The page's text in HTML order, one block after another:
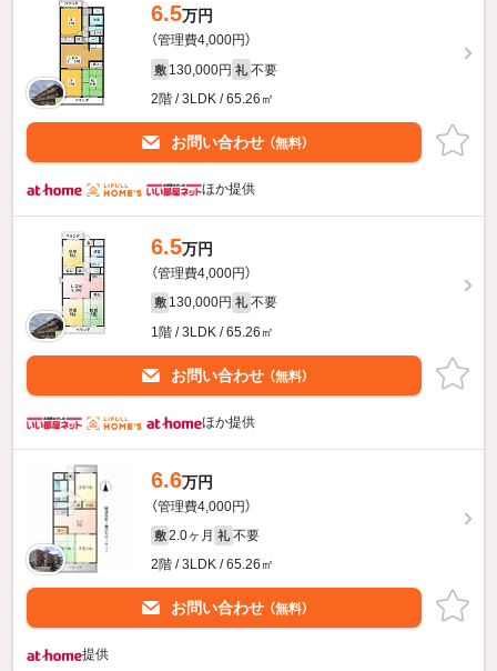
6.5万円
（管理費4,000円）
敷 130,000円 礼 不要
2階 / 3LDK / 65.26㎡
お問い合わせ （無料）
ほか提供
6.5万円
（管理費4,000円）
敷 130,000円 礼 不要
1階 / 3LDK / 65.26㎡
お問い合わせ （無料）
ほか提供
6.6万円
（管理費4,000円）
敷 2.0ヶ月 礼 不要
2階 / 3LDK / 65.26㎡
お問い合わせ （無料）
提供